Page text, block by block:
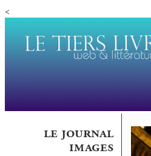
<
le journal
images